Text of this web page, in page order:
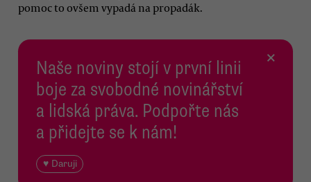
pomoc to ovšem vypadá na propadák.
Naše noviny stojí v první linii
boje za svobodné novinářství
a lidská práva. Podpořte nás
a přidejte se k nám!
♥ Daruji
×